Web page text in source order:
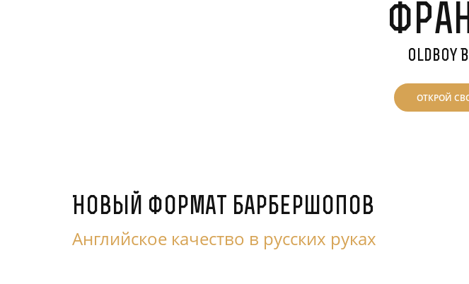
Oldboy
ОТКРОЙ
Новый формат барбершопов
Английское качество в русских руках